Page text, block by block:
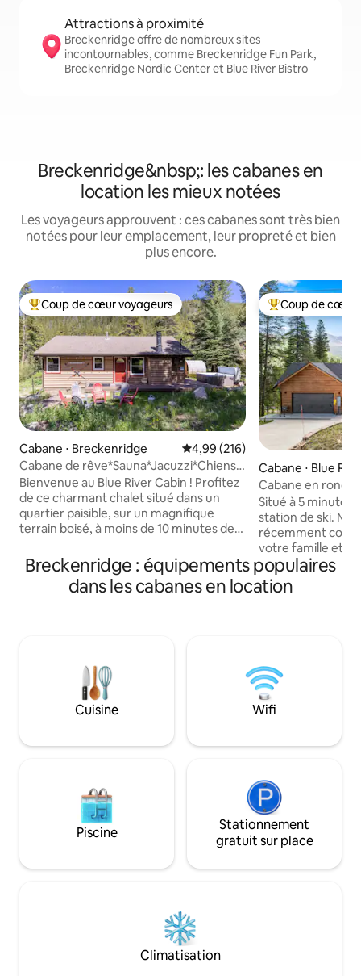
Attractions à proximité
Breckenridge offre de nombreux sites
incontournables, comme Breckenridge Fun Park,
Breckenridge Nordic Center et Blue River Bistro
Breckenridge&nbsp;: les cabanes en
location les mieux notées
Les voyageurs approuvent : ces cabanes sont très bien
notées pour leur emplacement, leur propreté et bien
plus encore.
Coups de cœur voyageurs les plus appréciés
Coup de cœur voyageurs
Cabane ⋅ Breckenridge Évaluation moyenne sur la
4,99 (216)
Cabane de rêve*Sauna*Jacuzzi*Chiens
bienvenus*7 mn de Breck
Bienvenue au Blue River Cabin ! Profitez
de ce charmant chalet situé dans un
quartier paisible, sur un magnifique
terrain boisé, à moins de 10 minutes de
Profitez du sauna et du jacuzzi privés sur
la propriété. Notre cabane de
2 chambres et 1,5 salle de bain est
10 minutes du centre-ville de
Breckenridge À 30 minutes de la station
de ski de Keystone À 35 minutes de
Copper Mountain À 60 minutes de Vail.
Coups de cœur
Coup de cœur
Cabane ⋅ Blue
Cabane en
lac Tarn Licence
Situé à 5 minutes
station de ski.
récemment
votre famille et
détendre. Cette escapade de luxe en
montagne est
des commerces,
confortablement
cheminées ou
plaisir en famille
sur table, au jeu
vos amis au bar !
Breckenridge : équipements populaires
dans les cabanes en location
Cuisine Wifi
Piscine
Stationnement
gratuit sur place
Climatisation